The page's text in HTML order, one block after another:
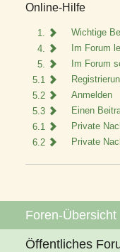
Online-Hilfe
1.
Wichtige
4.
Im Forum
5.
Im Forum
5.1
5.2
Anmelden
5.3
Einen
6.1
Private
6.2
Private
Foren-Übersicht
Öffentliches